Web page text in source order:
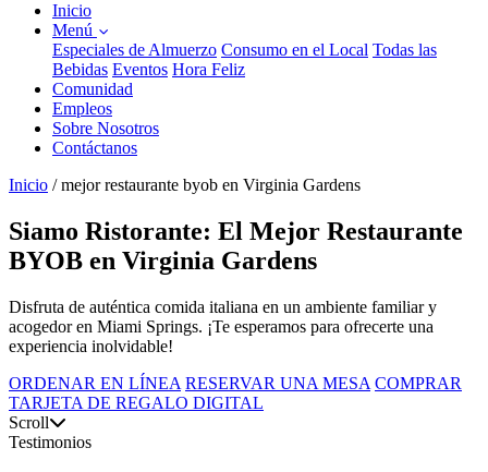
Inicio
Menú
Especiales de Almuerzo Consumo en el Local Todas las
Bebidas Eventos Hora Feliz
Comunidad
Empleos
Sobre Nosotros
Contáctanos
Inicio / mejor restaurante byob en Virginia Gardens
Siamo Ristorante: El Mejor Restaurante
BYOB en Virginia Gardens
Disfruta de auténtica comida italiana en un ambiente familiar y
acogedor en Miami Springs. ¡Te esperamos para ofrecerte una
experiencia inolvidable!
ORDENAR EN LÍNEA RESERVAR UNA MESA COMPRAR
TARJETA DE REGALO DIGITAL
Scroll
Testimonios